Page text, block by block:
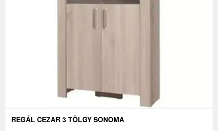
REGÁL CEZAR 3 TÖLGY SONOMA